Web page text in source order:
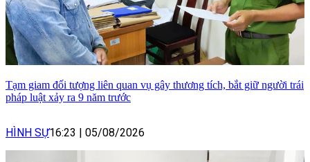
Tạm giam đối tượng liên quan vụ gây thương tích, bắt giữ người trái
pháp luật xảy ra 9 năm trước
HÌNH SỰ16:23 05/08/2026